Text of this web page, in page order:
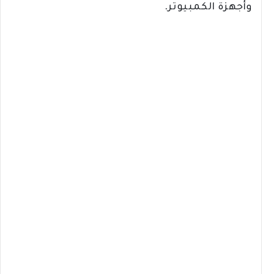
وأجهزة الكمبيوتر.